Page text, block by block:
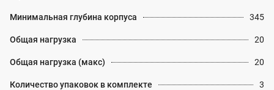
Минимальная глубина корпуса 345
Общая нагрузка 20
Общая нагрузка (макс) 20
Количество упаковок в комплекте 3